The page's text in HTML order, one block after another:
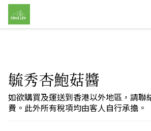
毓秀杏鮑菇醬
如欲購買及運送到香港以外地區，請聯
費。此外所有稅項均由客人自行承擔。